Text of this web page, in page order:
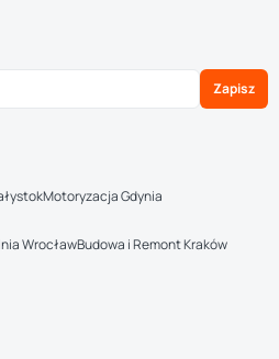
Zapisz
Motoryzacja Gdynia
WrocławBudowa i Remont Kraków